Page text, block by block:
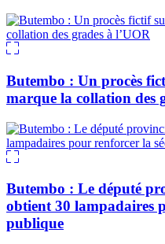
Butembo : Un procès
marque la collation des
Butembo : Le député
obtient 30 lampadaires
publique